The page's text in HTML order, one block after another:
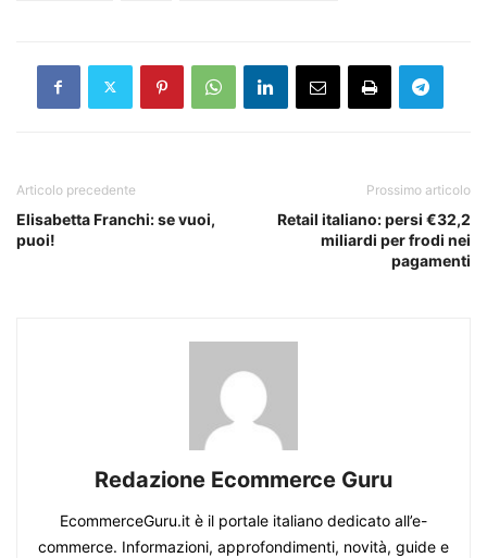
Articolo precedente
Elisabetta Franchi: se vuoi,
puoi!
Prossimo articolo
Retail italiano: persi €32,2
miliardi per frodi nei
pagamenti
Redazione Ecommerce Guru
EcommerceGuru.it è il portale italiano dedicato all’e-
commerce. Informazioni, approfondimenti, novità, guide e